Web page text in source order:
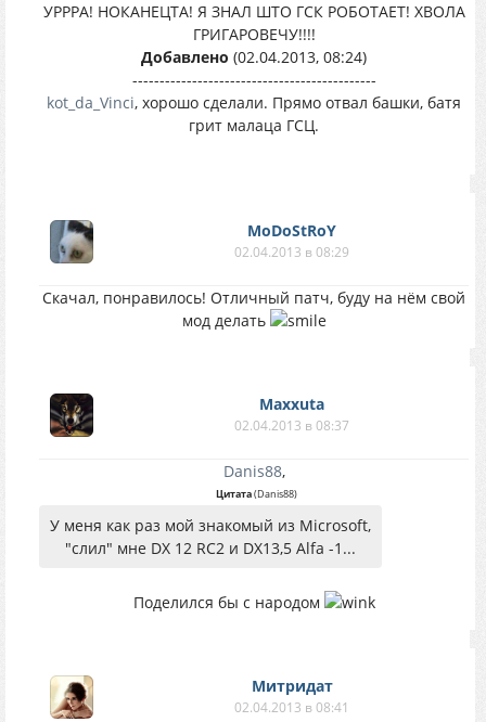
УРРРА! НОКАНЕЦТА! Я ЗНАЛ ШТО ГСК РОБОТАЕТ! ХВОЛА
ГРИГАРОВЕЧУ!!!!
Добавлено (02.04.2013, 08:24)
---------------------------------------------
kot_da_Vinci, хорошо сделали. Прямо отвал башки, батя
грит малаца ГСЦ.
MoDoStRoY
02.04.2013 в 08:29
Скачал, понравилось! Отличный патч, буду на нём свой
мод делать
Maxxuta
02.04.2013 в 08:37
Danis88,
Цитата(Danis88)
У меня как раз мой знакомый из Microsoft,
"слил" мне DX 12 RC2 и DX13,5 Alfa -1...
Поделился бы с народом
Митридат
02.04.2013 в 08:41